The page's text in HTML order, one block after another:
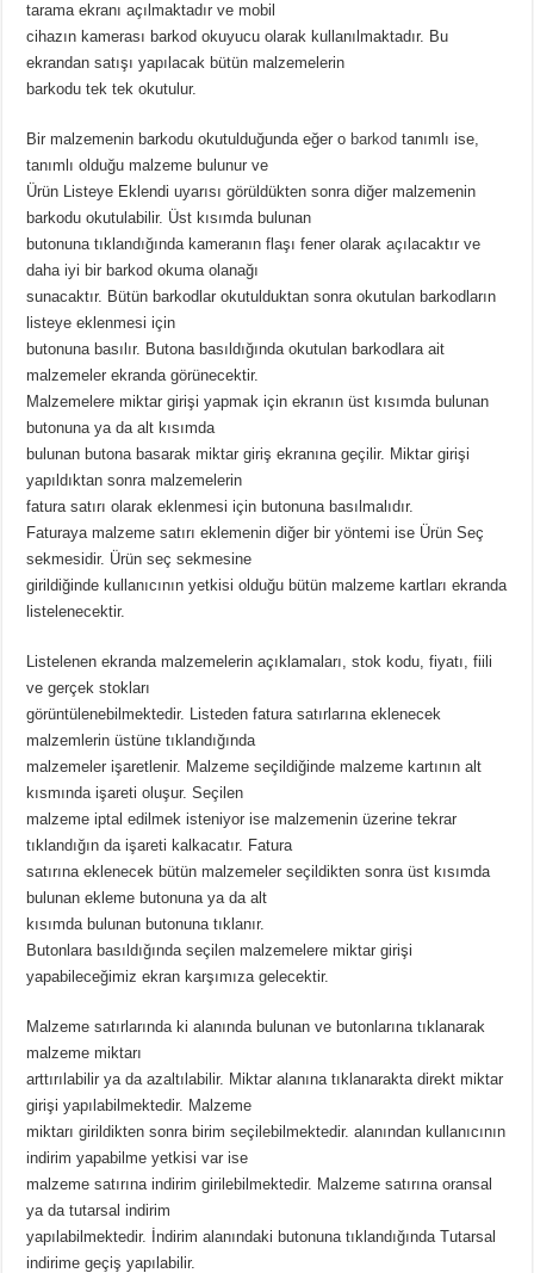
tarama ekranı açılmaktadır ve mobil
cihazın kamerası barkod okuyucu olarak kullanılmaktadır. Bu
ekrandan satışı yapılacak bütün malzemelerin
barkodu tek tek okutulur.
Bir malzemenin barkodu okutulduğunda eğer o barkod tanımlı ise,
tanımlı olduğu malzeme bulunur ve
Ürün Listeye Eklendi uyarısı görüldükten sonra diğer malzemenin
barkodu okutulabilir. Üst kısımda bulunan
butonuna tıklandığında kameranın flaşı fener olarak açılacaktır ve
daha iyi bir barkod okuma olanağı
sunacaktır. Bütün barkodlar okutulduktan sonra okutulan barkodların
listeye eklenmesi için
butonuna basılır. Butona basıldığında okutulan barkodlara ait
malzemeler ekranda görünecektir.
Malzemelere miktar girişi yapmak için ekranın üst kısımda bulunan
butonuna ya da alt kısımda
bulunan butona basarak miktar giriş ekranına geçilir. Miktar girişi
yapıldıktan sonra malzemelerin
fatura satırı olarak eklenmesi için butonuna basılmalıdır.
Faturaya malzeme satırı eklemenin diğer bir yöntemi ise Ürün Seç
sekmesidir. Ürün seç sekmesine
girildiğinde kullanıcının yetkisi olduğu bütün malzeme kartları ekranda
listelenecektir.
Listelenen ekranda malzemelerin açıklamaları, stok kodu, fiyatı, fiili
ve gerçek stokları
görüntülenebilmektedir. Listeden fatura satırlarına eklenecek
malzemlerin üstüne tıklandığında
malzemeler işaretlenir. Malzeme seçildiğinde malzeme kartının alt
kısmında işareti oluşur. Seçilen
malzeme iptal edilmek isteniyor ise malzemenin üzerine tekrar
tıklandığın da işareti kalkacatır. Fatura
satırına eklenecek bütün malzemeler seçildikten sonra üst kısımda
bulunan ekleme butonuna ya da alt
kısımda bulunan butonuna tıklanır.
Butonlara basıldığında seçilen malzemelere miktar girişi
yapabileceğimiz ekran karşımıza gelecektir.
Malzeme satırlarında ki alanında bulunan ve butonlarına tıklanarak
malzeme miktarı
arttırılabilir ya da azaltılabilir. Miktar alanına tıklanarakta direkt miktar
girişi yapılabilmektedir. Malzeme
miktarı girildikten sonra birim seçilebilmektedir. alanından kullanıcının
indirim yapabilme yetkisi var ise
malzeme satırına indirim girilebilmektedir. Malzeme satırına oransal
ya da tutarsal indirim
yapılabilmektedir. İndirim alanındaki butonuna tıklandığında Tutarsal
indirime geçiş yapılabilir.